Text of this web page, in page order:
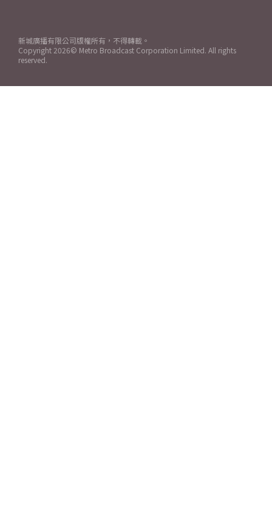
新城廣播有限公司版權所有，不得轉載。
Copyright 2026© Metro Broadcast Corporation Limited. All rights
reserved.